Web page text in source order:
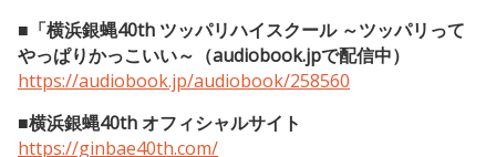
■「横浜銀蝿40th ツッパリハイスクール ～ツッパリって
やっぱりかっこいい～（audiobook.jpで配信中）
https://audiobook.jp/audiobook/258560
■横浜銀蝿40th オフィシャルサイト
https://ginbae40th.com/